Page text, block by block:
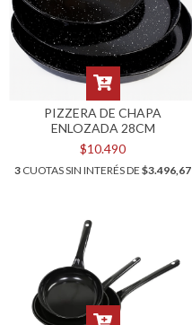
PIZZERA DE CHAPA
ENLOZADA 28CM
$10.490
3 CUOTAS SIN INTERÉS DE $3.496,67